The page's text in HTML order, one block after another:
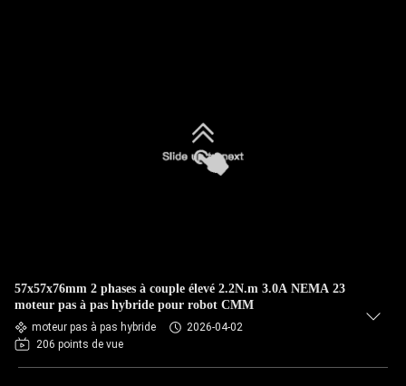
57x57x76mm 2 phases à couple élevé 2.2N.m 3.0A NEMA 23
moteur pas à pas hybride pour robot CMM
moteur pas à pas hybride
2026-04-02
206 points de vue